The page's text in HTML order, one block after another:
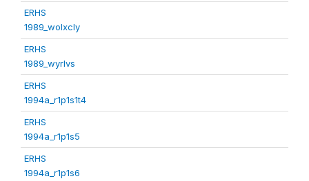
ERHS
1989_wolxcly
ERHS
1989_wyrlvs
ERHS
1994a_r1p1s1t4
ERHS
1994a_r1p1s5
ERHS
1994a_r1p1s6